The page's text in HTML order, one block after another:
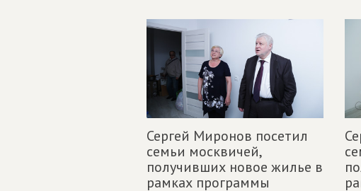
Сергей Миронов посетил
семьи москвичей,
получивших новое жилье в
рамках программы